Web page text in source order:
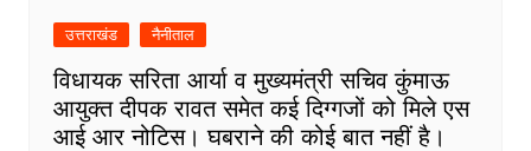
उत्तराखंड नैनीताल
विधायक सरिता आर्या व मुख्यमंत्री सचिव कुंमाऊ
आयुक्त दीपक रावत समेत कई दिग्गजों को मिले एस
आई आर नोटिस। घबराने की कोई बात नहीं है।